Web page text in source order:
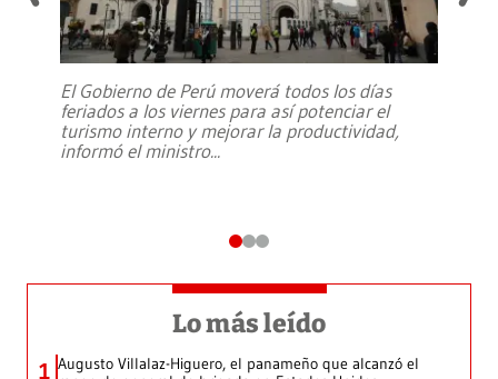
El Gobierno de Perú moverá todos los días
feriados a los viernes para así potenciar el
turismo interno y mejorar la productividad,
informó el ministro...
Lo más leído
1 Augusto Villalaz-Higuero, el panameño que alcanzó el